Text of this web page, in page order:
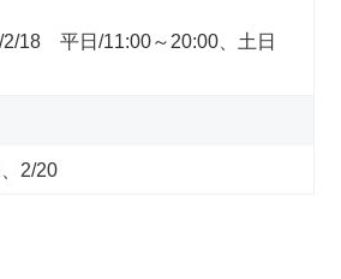
公式アプリ
2/18 平日/11:00～20:00、土日
2/20